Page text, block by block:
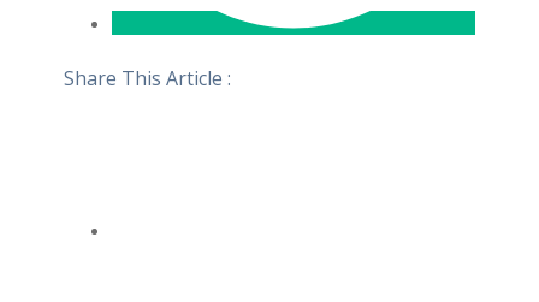
Share This Article :